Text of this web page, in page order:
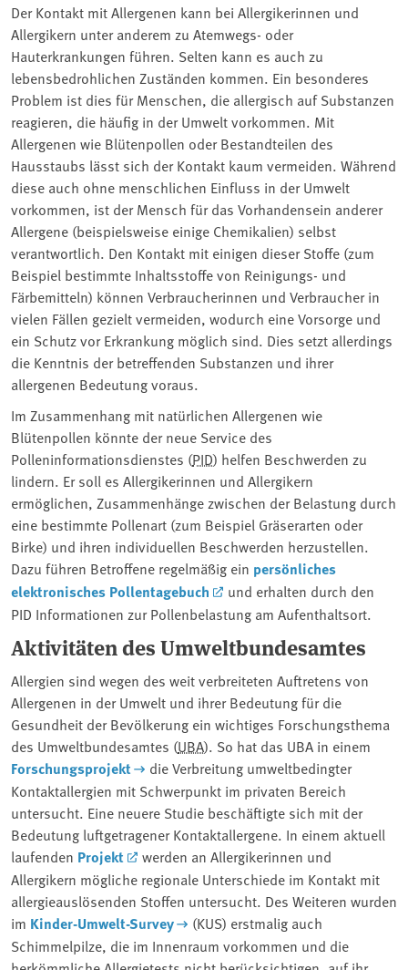
Der Kontakt mit Allergenen kann bei Allergikerinnen und
Allergikern unter anderem zu Atemwegs- oder
Hauterkrankungen führen. Selten kann es auch zu
lebensbedrohlichen Zuständen kommen. Ein besonderes
Problem ist dies für Menschen, die allergisch auf Substanzen
reagieren, die häufig in der Umwelt vorkommen. Mit
Allergenen wie Blütenpollen oder Bestandteilen des
Hausstaubs lässt sich der Kontakt kaum vermeiden. Während
diese auch ohne menschlichen Einfluss in der Umwelt
vorkommen, ist der Mensch für das Vorhandensein anderer
Allergene (beispielsweise einige Chemikalien) selbst
verantwortlich. Den Kontakt mit einigen dieser Stoffe (zum
Beispiel bestimmte Inhaltsstoffe von Reinigungs- und
Färbemitteln) können Verbraucherinnen und Verbraucher in
vielen Fällen gezielt vermeiden, wodurch eine Vorsorge und
ein Schutz vor Erkrankung möglich sind. Dies setzt allerdings
die Kenntnis der betreffenden Substanzen und ihrer
allergenen Bedeutung voraus.
Im Zusammenhang mit natürlichen Allergenen wie
Blütenpollen könnte der neue Service des
Polleninformationsdienstes (PID) helfen Beschwerden zu
lindern. Er soll es Allergikerinnen und Allergikern
ermöglichen, Zusammenhänge zwischen der Belastung durch
eine bestimmte Pollenart (zum Beispiel Gräserarten oder
Birke) und ihren individuellen Beschwerden herzustellen.
Dazu führen Betroffene regelmäßig ein persönliches
elektronisches Pollentagebuch
und erhalten durch den
PID Informationen zur Pollenbelastung am Aufenthaltsort.
Aktivitäten des Umweltbundesamtes
Allergien sind wegen des weit verbreiteten Auftretens von
Allergenen in der Umwelt und ihrer Bedeutung für die
Gesundheit der Bevölkerung ein wichtiges Forschungsthema
des Umweltbundesamtes (UBA). So hat das UBA in einem
Forschungsprojekt
die Verbreitung umweltbedingter
Kontaktallergien mit Schwerpunkt im privaten Bereich
untersucht. Eine neuere Studie beschäftigte sich mit der
Bedeutung luftgetragener Kontaktallergene. In einem aktuell
laufenden Projekt
werden an Allergikerinnen und
Allergikern mögliche regionale Unterschiede im Kontakt mit
allergieauslösenden Stoffen untersucht. Des Weiteren wurden
im Kinder-Umwelt-Survey
(KUS) erstmalig auch
Schimmelpilze, die im Innenraum vorkommen und die